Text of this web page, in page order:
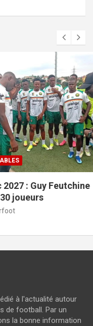
à l'actualité autour
de football. Par un
la bonne information